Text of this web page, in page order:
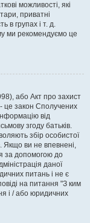
можливості, які
приватні
в групах і т. д.
ми рекомендуємо це
або Акт про захист
- це закон Сполучених
від
згоду батьків.
збір особистої
Якщо ви не впевнені,
за допомогою до
даної
питань і не є
на питання "З ким
і / або юридичних